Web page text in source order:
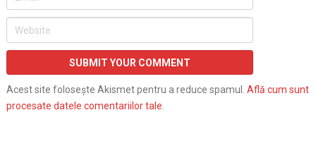
Acest site folosește Akismet pentru a reduce spamul. Află cum sunt
procesate datele comentariilor tale